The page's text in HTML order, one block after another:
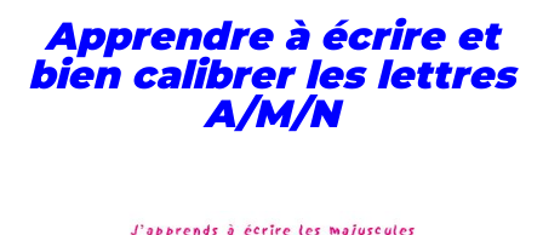
Apprendre à écrire et
bien calibrer les lettres
A/M/N